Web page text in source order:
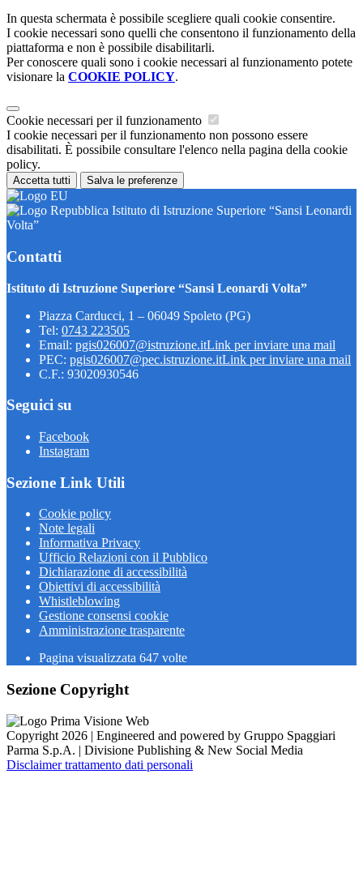
In questa schermata è possibile scegliere quali cookie consentire.
I cookie necessari sono quelli che consentono il funzionamento della
piattaforma e non è possibile disabilitarli.
Per conoscere quali sono i cookie necessari al funzionamento potete
visionare la COOKIE POLICY.
Cookie necessari per il funzionamento
I cookie necessari per il funzionamento non possono essere
disabilitati. È possibile consultare l'elenco nella pagina della cookie
policy.
Accetta tutti Salva le preferenze
Istituto di Istruzione Superiore “Sansi Leonardi
Volta”
Contatti
Istituto di Istruzione Superiore “Sansi Leonardi Volta”
Piazza Carducci, 1 – 06049 Spoleto (PG)
Tel: 0743 223505
Email: pgis026007@istruzione.itLink per inviare una mail
PEC: pgis026007@pec.istruzione.itLink per inviare una mail
C.F.: 93020930546
Seguici su
Facebook
Instagram
Sezione Link Utili
Cookie policy
Note legali
Informativa Privacy
Ufficio Relazioni con il Pubblico
Dichiarazione di accessibilità
Obiettivi di accessibilità
Whistleblowing
Gestione consensi cookie
Amministrazione trasparente
Pagina visualizzata 647 volte
Sezione Copyright
Copyright 2026 | Engineered and powered by Gruppo Spaggiari
Parma S.p.A. | Divisione Publishing & New Social Media
Disclaimer trattamento dati personali